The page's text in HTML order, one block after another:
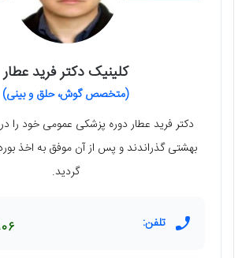
کلینیک دکتر فرید عطار
(متخصص گوش، حلق و بینی)
دکتر فرید عطار دوره پزشکی عمومی خود را
بهشتی گذراندند و پس از آن موفق به اخذ
گردید.
تلفن: